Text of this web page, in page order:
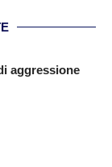
aggressione